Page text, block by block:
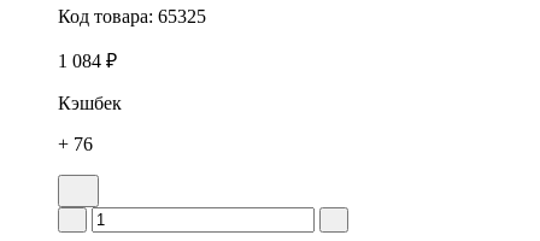
Код товара: 65325
1 084 ₽
Кэшбек
+ 76